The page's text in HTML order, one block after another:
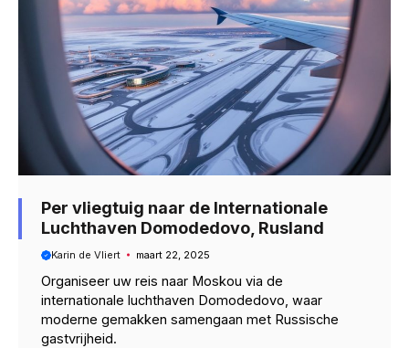
Per vliegtuig naar de Internationale
Luchthaven Domodedovo, Rusland
Karin de Vliert maart 22, 2025
Organiseer uw reis naar Moskou via de
internationale luchthaven Domodedovo, waar
moderne gemakken samengaan met Russische
gastvrijheid.